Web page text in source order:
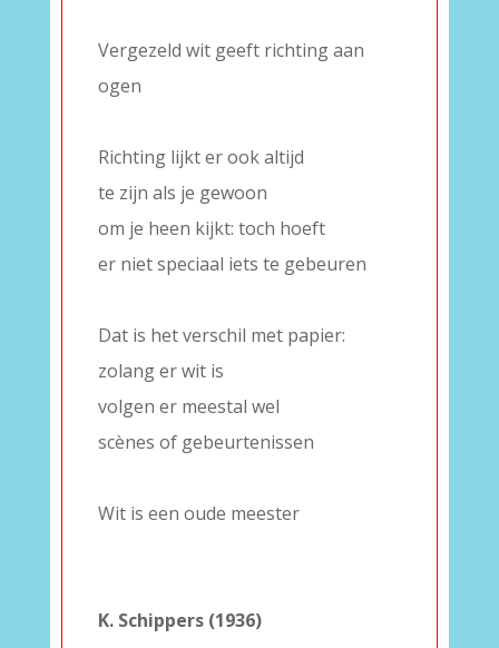
Vergezeld wit geeft richting aan
ogen
Richting lijkt er ook altijd
te zijn als je gewoon
om je heen kijkt: toch hoeft
er niet speciaal iets te gebeuren
Dat is het verschil met papier:
zolang er wit is
volgen er meestal wel
scènes of gebeurtenissen
Wit is een oude meester
K. Schippers (1936)